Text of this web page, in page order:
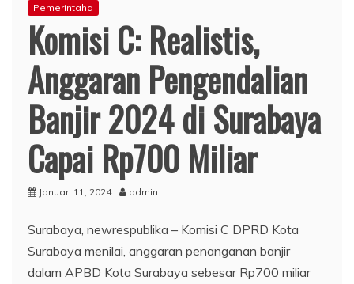
Pemerintaha
Komisi C: Realistis,
Anggaran Pengendalian
Banjir 2024 di Surabaya
Capai Rp700 Miliar
Januari 11, 2024 admin
Surabaya, newrespublika – Komisi C DPRD Kota
Surabaya menilai, anggaran penanganan banjir
dalam APBD Kota Surabaya sebesar Rp700 miliar